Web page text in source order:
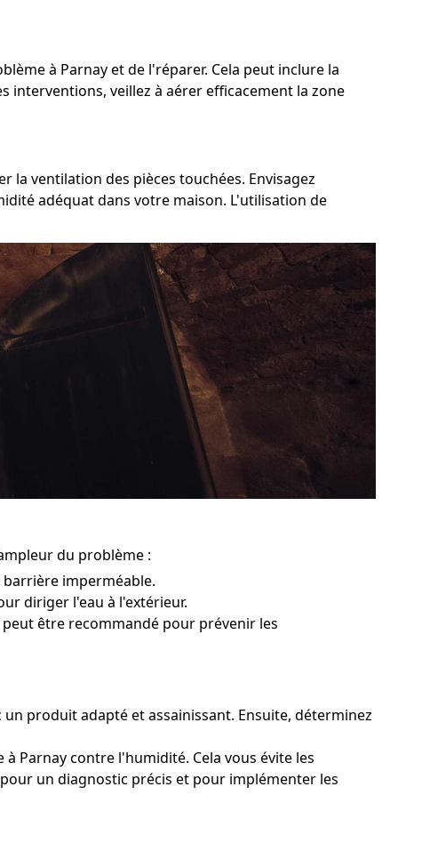
à Parnay et de l'réparer. Cela peut inclure la
interventions, veillez à aérer efficacement la zone
la ventilation des pièces touchées. Envisagez
adéquat dans votre maison. L'utilisation de
du problème :
imperméable.
diriger l'eau à l'extérieur.
être recommandé pour prévenir les
produit adapté et assainissant. Ensuite, déterminez
Parnay contre l'humidité. Cela vous évite les
un diagnostic précis et pour implémenter les